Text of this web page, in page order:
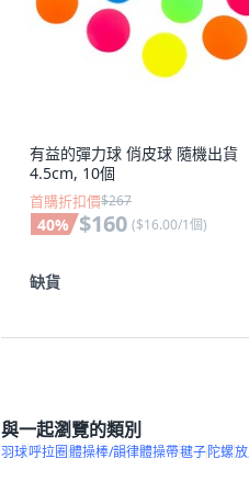
有益的彈力球 俏皮球 隨機出貨
4.5cm, 10個
首購折扣價$267
40% $160 ($16.00/1個)
缺貨
與一起瀏覽的類別
羽球呼拉圈體操棒/韻律體操帶毽子陀螺